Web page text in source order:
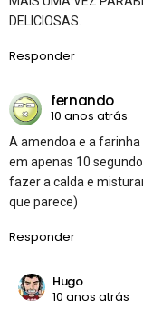
DELICIOSAS.
Responder
fernando
10 anos atrás
A amendoa e a
em apenas 10
fazer a calda e
que parece)
Responder
Hugo
10 anos atrás